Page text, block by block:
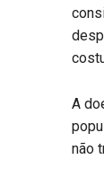
A
não